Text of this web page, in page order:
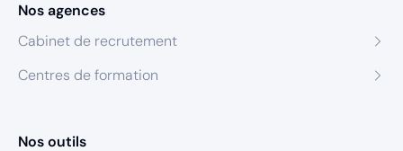
Nos agences
Cabinet de recrutement
Centres de formation
Nos outils